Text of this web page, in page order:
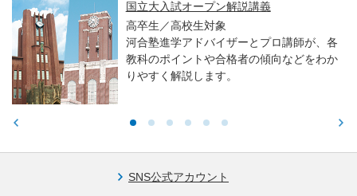
親子で学ぶ！大学入試セミナー ～東大・京
大・医学科編～
高校生／中学生／保護者対象
東大・京大・医学部医学科入試で求められ
る力や学習アドバイスをお伝えします。
SNS公式アカウント